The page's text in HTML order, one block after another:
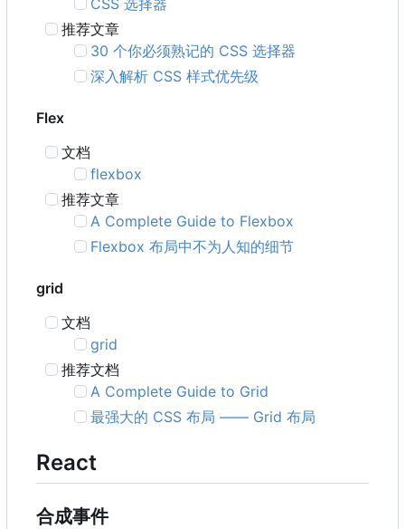
CSS 选择器
推荐文章
30 个你必须熟记的 CSS 选择器
深入解析 CSS 样式优先级
Flex
文档
flexbox
推荐文章
A Complete Guide to Flexbox
Flexbox 布局中不为人知的细节
grid
文档
grid
推荐文档
A Complete Guide to Grid
最强大的 CSS 布局 —— Grid 布局
React
合成事件